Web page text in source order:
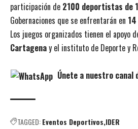
participación de 2100 deportistas de
Gobernaciones que se enfrentarán en
Los juegos organizados tienen el apoyo
Cartagenay el instituto de Deporte y
Únete a nuestro canal
TAGGED:Eventos Deportivos IDER